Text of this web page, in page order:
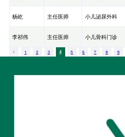
杨屹 主任医师 小儿泌尿外科
李祁伟 主任医师 小儿骨科门诊
1 2 3 4 5 6 7 8 9